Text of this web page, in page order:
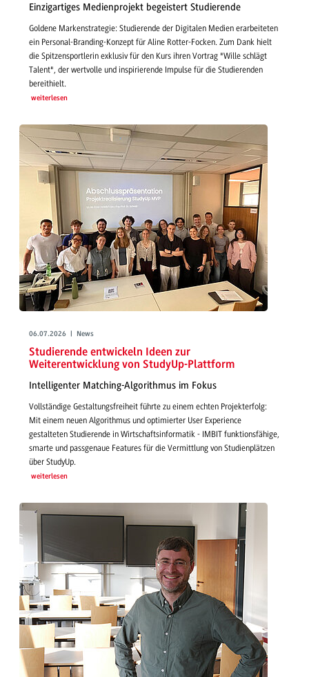
Einzigartiges Medienprojekt begeistert Studierende
Goldene Markenstrategie: Studierende der Digitalen Medien erarbeiteten
ein Personal-Branding-Konzept für Aline Rotter-Focken. Zum Dank hielt
die Spitzensportlerin exklusiv für den Kurs ihren Vortrag "Wille schlägt
Talent", der wertvolle und inspirierende Impulse für die Studierenden
bereithielt.
weiterlesen
06.07.2026 | News
Studierende entwickeln Ideen zur
Weiterentwicklung von StudyUp-Plattform
Intelligenter Matching-Algorithmus im Fokus
Vollständige Gestaltungsfreiheit führte zu einem echten Projekterfolg:
Mit einem neuen Algorithmus und optimierter User Experience
gestalteten Studierende in Wirtschaftsinformatik - IMBIT funktionsfähige,
smarte und passgenaue Features für die Vermittlung von Studienplätzen
über StudyUp.
weiterlesen